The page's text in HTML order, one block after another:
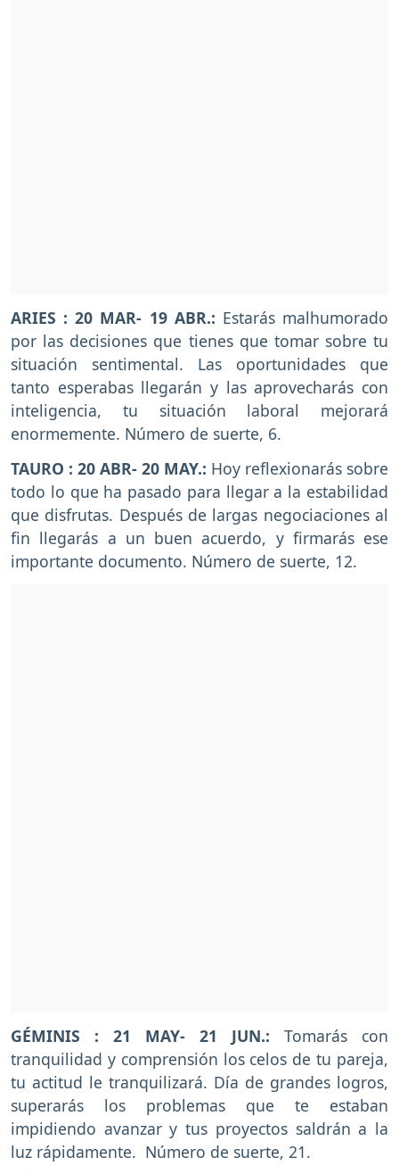
ARIES : 20 MAR- 19 ABR.: Estarás malhumorado
por las decisiones que tienes que tomar sobre tu
situación sentimental. Las oportunidades que
tanto esperabas llegarán y las aprovecharás con
inteligencia, tu situación laboral mejorará
enormemente. Número de suerte, 6.
TAURO : 20 ABR- 20 MAY.: Hoy reflexionarás sobre
todo lo que ha pasado para llegar a la estabilidad
que disfrutas. Después de largas negociaciones al
fin llegarás a un buen acuerdo, y firmarás ese
importante documento. Número de suerte, 12.
GÉMINIS : 21 MAY- 21 JUN.: Tomarás con
tranquilidad y comprensión los celos de tu pareja,
tu actitud le tranquilizará. Día de grandes logros,
superarás los problemas que te estaban
impidiendo avanzar y tus proyectos saldrán a la
luz rápidamente. Número de suerte, 21.